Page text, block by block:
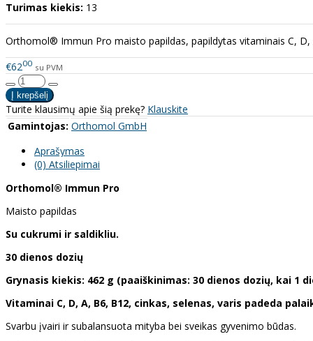
Turimas kiekis: 13
Orthomol® Immun Pro maisto papildas, papildytas vitaminais C,
€6200 su PVM
Turite klausimų apie šią prekę? Klauskite
Gamintojas: Orthomol GmbH
Aprašymas
(0) Atsiliepimai
Orthomol® Immun Pro
Maisto papildas
Su cukrumi ir saldikliu.
30 dienos dozių
Grynasis kiekis: 462 g (paaiškinimas: 30 dienos dozių, kai 1
Vitaminai C, D, A, B6, B12, cinkas, selenas, varis padeda
Svarbu įvairi ir subalansuota mityba bei sveikas gyvenimo būdas.